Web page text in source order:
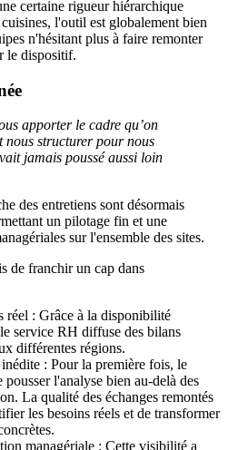
certaine rigueur hiérarchique
l'outil est globalement bien
n'hésitant plus à faire remonter
le dispositif.
apporter le cadre qu’on
nous structurer pour nous
jamais poussé aussi loin
des entretiens sont désormais
un pilotage fin et une
sur l'ensemble des sites.
de franchir un cap dans
réel : Grâce à la disponibilité
service RH diffuse des bilans
différentes régions.
: Pour la première fois, le
pousser l'analyse bien au-delà des
La qualité des échanges remontés
les besoins réels et de transformer
managériale : Cette visibilité a